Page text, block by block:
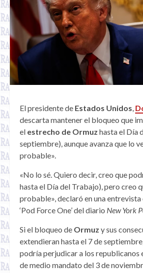
El presidente de Estados Unidos,
descarta mantener el bloqueo que
el estrecho de Ormuz hasta el Día
septiembre), aunque avanza que lo
probable».
«No lo sé. Quiero decir, creo que
hasta el Día del Trabajo), pero creo
probable», declaró en una entrevista
‘Pod Force One’ del diario New York
Si el bloqueo de Ormuz y sus
extendieran hasta el 7 de
podría perjudicar a los republicanos
de medio mandato del 3 de